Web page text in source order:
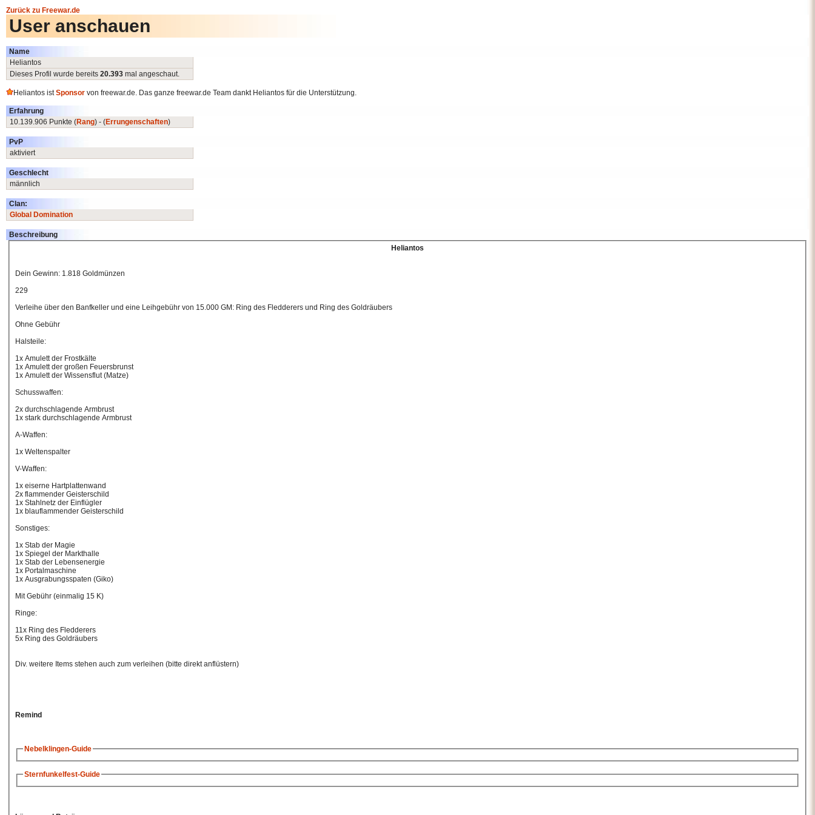
Zurück zu Freewar.de
User anschauen
Name
Heliantos
Dieses Profil wurde bereits 20.393 mal angeschaut.
Heliantos istSponsor von freewar.de. Das ganze freewar.de Team dankt Heliantos für die Unterstützung.
Erfahrung
10.139.906 Punkte (Rang) - (Errungenschaften)
PvP
aktiviert
Geschlecht
männlich
Clan:
Global Domination
Beschreibung
Heliantos
Dein Gewinn: 1.818 Goldmünzen
229
Verleihe über den Banfkeller und eine Leihgebühr von 15.000 GM: Ring des Fledderers und Ring des Goldräubers
Ohne Gebühr
Halsteile:
1x Amulett der Frostkälte
1x Amulett der großen Feuersbrunst
1x Amulett der Wissensflut (Matze)
Schusswaffen:
2x durchschlagende Armbrust
1x stark durchschlagende Armbrust
A-Waffen:
1x Weltenspalter
V-Waffen:
1x eiserne Hartplattenwand
2x flammender Geisterschild
1x Stahlnetz der Einflügler
1x blauflammender Geisterschild
Sonstiges:
1x Stab der Magie
1x Spiegel der Markthalle
1x Stab der Lebensenergie
1x Portalmaschine
1x Ausgrabungsspaten (Giko)
Mit Gebühr (einmalig 15 K)
Ringe:
11x Ring des Fledderers
5x Ring des Goldräubers
Div. weitere Items stehen auch zum verleihen (bitte direkt anflüstern)
Remind
Nebelklingen-Guide
Sternfunkelfest-Guide